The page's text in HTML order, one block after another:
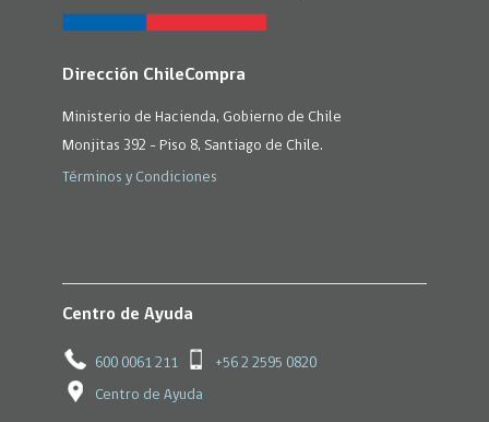
Dirección ChileCompra
Ministerio de Hacienda, Gobierno de Chile
Monjitas 392 - Piso 8, Santiago de Chile.
Términos y Condiciones
Centro de Ayuda
600 0061 211 +56 2 2595 0820
Centro de Ayuda